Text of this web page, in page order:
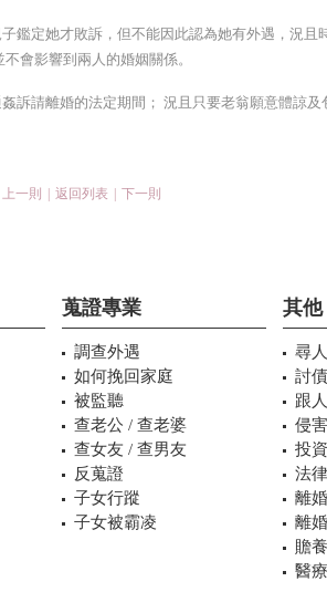
鑑定她才敗訴，但不能因此認為她有外遇，況且
會影響到兩人的婚姻關係。
訴請離婚的法定期間； 況且只要老翁願意體諒及
上一則 返回列表 下一則
蒐證專業
調查外遇
如何挽回家庭
被監聽
查老公 / 查老婆
查女友 / 查男友
反蒐證
子女行蹤
子女被霸凌
其他
尋
討
跟
侵
投
法
離
離
贍
醫